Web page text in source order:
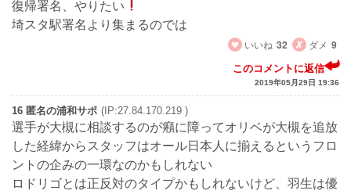
復帰署名、やりたい
埼スタ駅署名より集まるのでは
いいね 32 ダメ 9
このコメントに返信
2019年05月29日 19:36
16 匿名の浦和サポ (IP:27.84.170.219 )
選手が大槻に相談するのが癪に障ってオリベが大槻を追放
した経緯からスタッフはオール日本人に揃えるというフロ
ントの企みの一環なのかもしれない
ロドリゴとは正反対のタイプかもしれないけど、羽生は優